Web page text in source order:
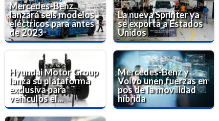
Mercedes-Benz
lanzará seis modelos
eléctricos para antes
de 2023
La nueva Sprinter ya
se exporta a Estados
Unidos
Hyundai Motor Group
lanza su plataforma
exclusiva para
vehículos el...
Mercedes-Benz y
Volvo unen fuerzas en
pos de la movilidad
híbrida